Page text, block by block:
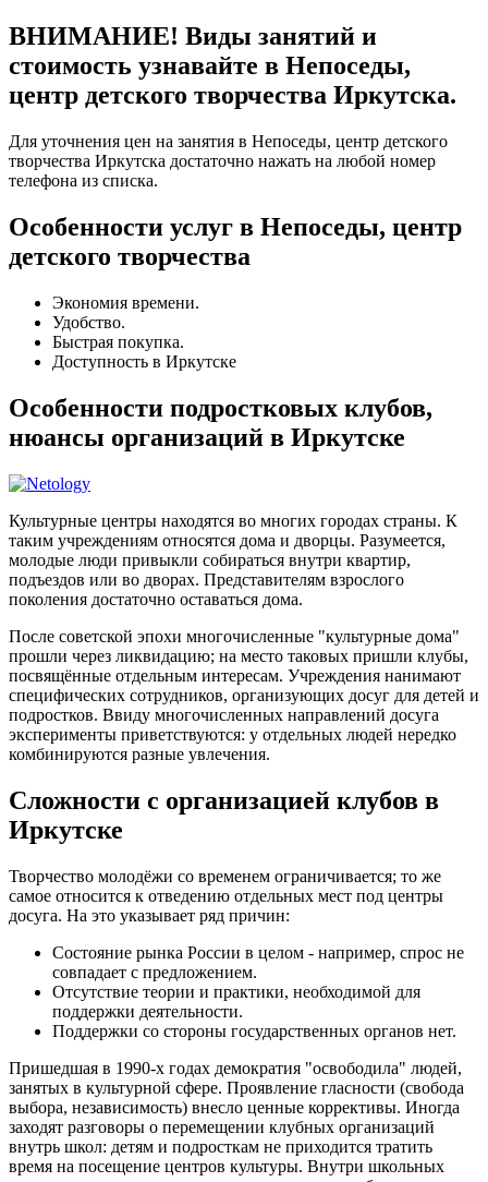
ВНИМАНИЕ! Виды занятий и
стоимость узнавайте в Непоседы,
центр детского творчества Иркутска.
Для уточнения цен на занятия в Непоседы, центр детского
творчества Иркутска достаточно нажать на любой номер
телефона из списка.
Особенности услуг в Непоседы, центр
детского творчества
Экономия времени.
Удобство.
Быстрая покупка.
Доступность в Иркутске
Особенности подростковых клубов,
нюансы организаций в Иркутске
Культурные центры находятся во многих городах страны. К
таким учреждениям относятся дома и дворцы. Разумеется,
молодые люди привыкли собираться внутри квартир,
подъездов или во дворах. Представителям взрослого
поколения достаточно оставаться дома.
После советской эпохи многочисленные "культурные дома"
прошли через ликвидацию; на место таковых пришли клубы,
посвящённые отдельным интересам. Учреждения нанимают
специфических сотрудников, организующих досуг для детей и
подростков. Ввиду многочисленных направлений досуга
эксперименты приветствуются: у отдельных людей нередко
комбинируются разные увлечения.
Сложности с организацией клубов в
Иркутске
Творчество молодёжи со временем ограничивается; то же
самое относится к отведению отдельных мест под центры
досуга. На это указывает ряд причин:
Состояние рынка России в целом - например, спрос не
совпадает с предложением.
Отсутствие теории и практики, необходимой для
поддержки деятельности.
Поддержки со стороны государственных органов нет.
Пришедшая в 1990-х годах демократия "освободила" людей,
занятых в культурной сфере. Проявление гласности (свобода
выбора, независимость) внесло ценные коррективы. Иногда
заходят разговоры о перемещении клубных организаций
внутрь школ: детям и подросткам не приходится тратить
время на посещение центров культуры. Внутри школьных